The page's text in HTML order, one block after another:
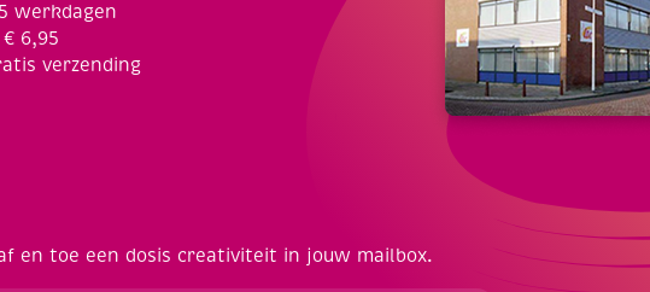
werkdagen
6,95
verzending
en toe een dosis creativiteit in jouw mailbox.